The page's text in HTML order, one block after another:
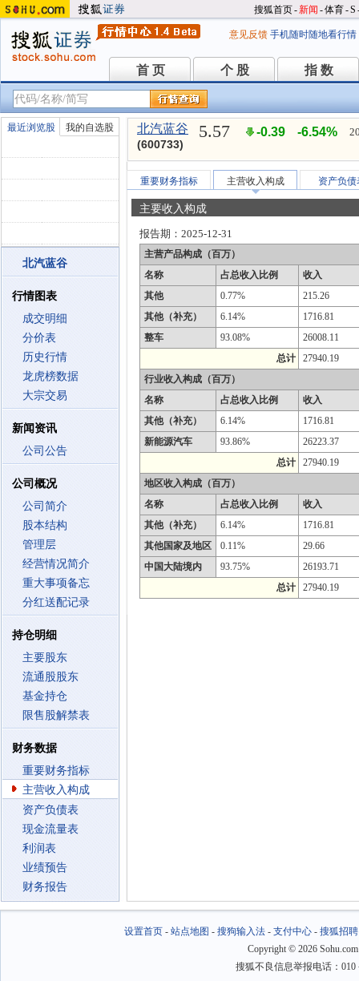
搜狐首页-新闻 -体育-S
意见反馈 手机随时随地看行情
首 页
首 页 个 股
个 股 指 数
指 数
最近浏览股 我的自选股
北汽蓝谷
行情图表
成交明细
分价表
历史行情
龙虎榜数据
大宗交易
新闻资讯
公司公告
公司概况
公司简介
股本结构
管理层
经营情况简介
重大事项备忘
分红送配记录
持仓明细
主要股东
流通股股东
基金持仓
限售股解禁表
财务数据
重要财务指标
主营收入构成
资产负债表
现金流量表
利润表
业绩预告
财务报告
北汽蓝谷
(600733)
5.57 -0.39 -6.54%
重要财务指标 主营收入构成 资产负债
主要收入构成
报告期： 2025-12-31
主营产品构成（百万）
名称
占总收入比例
收入
其他
0.77%
215.26
其他（补充）
6.14%
1716.81
整车
93.08%
26008.11
总计
27940.19
行业收入构成（百万）
名称
占总收入比例
收入
其他（补充）
6.14%
1716.81
新能源汽车
93.86%
26223.37
总计
27940.19
地区收入构成（百万）
名称
占总收入比例
收入
其他（补充）
6.14%
1716.81
其他国家及地区
0.11%
29.66
中国大陆境内
93.75%
26193.71
总计
27940.19
设置首页- 站点地图 - 搜狗输入法- 支付中心- 搜狐招聘
Copyright © 2026
搜狐不良信息举报电话：010